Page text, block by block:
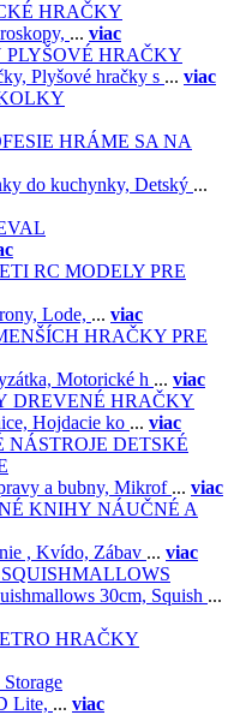
HRAČKY
... viac
PLYŠOVÉ HRAČKY
Plyšové hračky s ... viac
HRÁME SA NA
do kuchynky, Detský ...
RC MODELY PRE
Lode, ... viac
HRAČKY PRE
Motorické h ... viac
DREVENÉ HRAČKY
Hojdacie ko ... viac
DETSKÉ
a bubny, Mikrof ... viac
NÁUČNÉ A
, Kvído, Zábav ... viac
SQUISHMALLOWS
30cm, Squish ...
HRAČKY
Lite, ... viac